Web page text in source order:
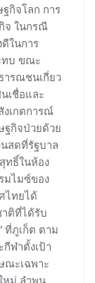
กิจโลก การ
จ ในกรณี
ในการ
ทบ ขณะ
ารณชนเกี่ยว
เชื่อและ
งเกตการณ์
ฐกิจป่วยด้วย
สดที่รัฐบาล
ทธิ์ในห้อง
มไมซ์ของ
ไทยได้
าติที่ได้รับ
ที่ภูเก็ต ตาม
กีฬาตั้งเป้า
ณะเฉพาะ
หม่ ลำพูน